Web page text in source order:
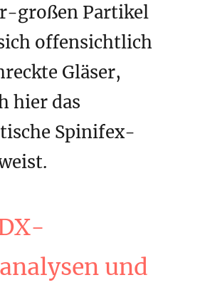
großen Partikel
offensichtlich
Gläser,
hier das
Spinifex-
und